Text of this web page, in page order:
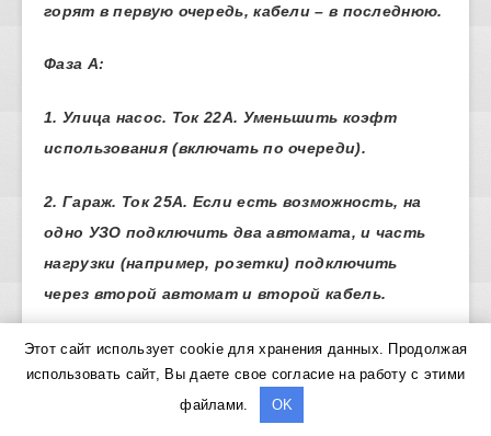
горят в первую очередь, кабели – в последнюю.
Фаза А:
1. Улица насос. Ток 22А. Уменьшить коэфт
использования (включать по очереди).
2. Гараж. Ток 25А. Если есть возможность, на
одно УЗО подключить два автомата, и часть
нагрузки (например, розетки) подключить
через второй автомат и второй кабель.
11. Насосная. Ток 17А. По току всё ОК, но
предупреждаю – это то место, где УЗО будет
выбивать чаще всего!
Этот сайт использует cookie для хранения данных. Продолжая
использовать сайт, Вы даете свое согласие на работу с этими
файлами.
OK